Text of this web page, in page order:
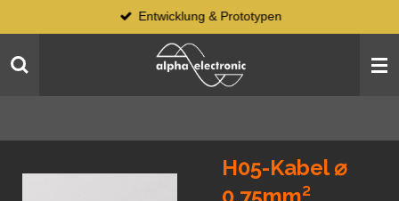
Hauptinhalt
springen
Entwicklung & Prototypen
H05-Kabel ⌀